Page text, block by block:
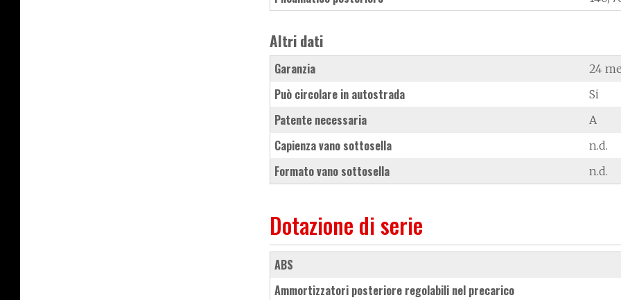
Altri dati
Garanzia 24
Può circolare in autostrada Si
Patente necessaria A
Capienza vano sottosella n.d.
Formato vano sottosella n.d.
Dotazione di serie
ABS
ammortizzatori posteriore regolabili nel precarico